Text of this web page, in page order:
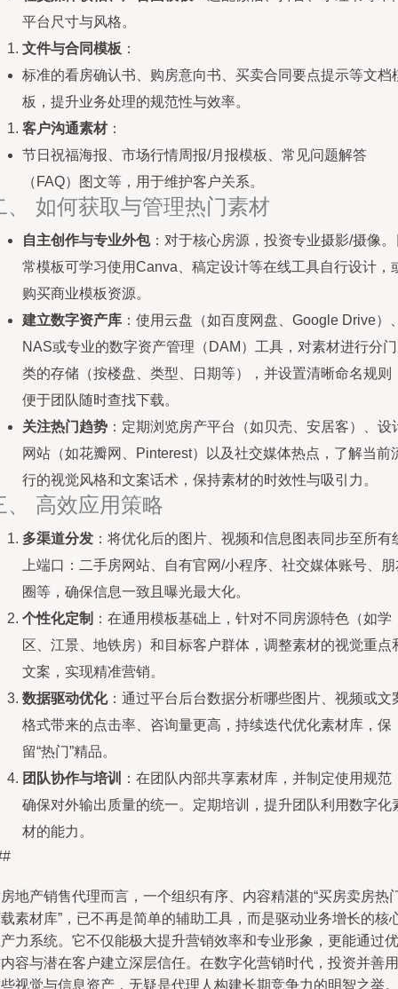
平台尺寸与风格。
文件与合同模板 ：
标准的看房确认书、购房意向书、买卖合同要点提示等文档
板，提升业务处理的规范性与效率。
客户沟通素材：
节日祝福海报、市场行情周报/月报模板、常见问题解答
（FAQ）图文等，用于维护客户关系。
、 如何获取与管理热门素材
自主创作与专业外包：对于核心房源，投资专业摄影/摄像。
常模板可学习使用Canva、稿定设计等在线工具自行设计，
购买商业模板资源。
建立数字资产库 ：使用云盘（如百度网盘、Google Drive）
NAS或专业的数字资产管理（DAM）工具，对素材进行分
类的存储（按楼盘、类型、日期等），并设置清晰命名规则
便于团队随时查找下载。
关注热门趋势 ：定期浏览房产平台（如贝壳、安居客）、设
网站（如花瓣网、Pinterest）以及社交媒体热点，了解当前
行的视觉风格和文案话术，保持素材的时效性与吸引力。
、 高效应用策略
多渠道分发 ：将优化后的图片、视频和信息图表同步至所有
上端口：二手房网站、自有官网/小程序、社交媒体账号、
圈等，确保信息一致且曝光最大化。
个性化定制 ：在通用模板基础上，针对不同房源特色（如学
区、江景、地铁房）和目标客户群体，调整素材的视觉重点
文案，实现精准营销。
数据驱动优化：通过平台后台数据分析哪些图片、视频或文
格式带来的点击率、咨询量更高，持续迭代优化素材库，保
留“热门”精品。
团队协作与培训
：在团队内部共享素材库，并制定使用规范
确保对外输出质量的统一。定期培训，提升团队利用数字化
材的能力。
地产销售代理而言，一个组织有序、内容精湛的“买房卖房热
素材库”，已不再是简单的辅助工具，而是驱动业务增长的核
力系统。它不仅能极大提升营销效率和专业形象，更能通过优
容与潜在客户建立深层信任。在数字化营销时代，投资并善用
视觉与信息资产，无疑是代理人构建长期竞争力的明智之举。